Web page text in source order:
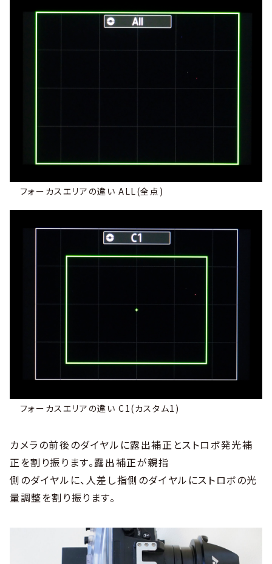
フォーカスエリアの違い ALL(全点)
フォーカスエリアの違い C1(カスタム1)
カメラの前後のダイヤルに露出補正とストロボ発光補
正を割り振ります。露出補正が親指
側のダイヤルに、人差し指側のダイヤルにストロボの光
量調整を割り振ります。